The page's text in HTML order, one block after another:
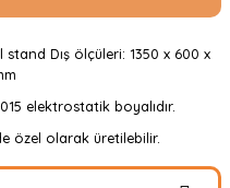
stand Dış ölçüleri: 1350 x 600 x
elektrostatik boyalıdır.
özel olarak üretilebilir.